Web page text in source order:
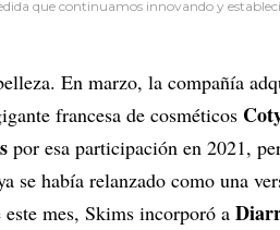
que continuamos innovando y
En marzo, la compañía
francesa de cosméticos
por esa participación en 2021,
se había relanzado como una
mes, Skims incorporó a